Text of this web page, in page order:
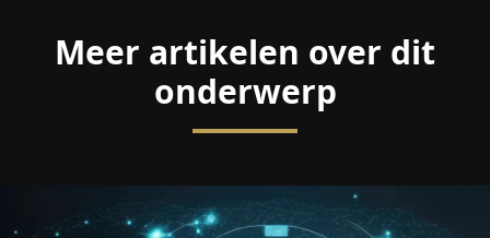
Meer artikelen over dit
onderwerp